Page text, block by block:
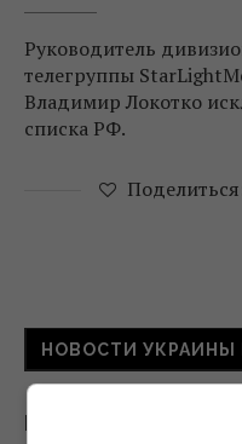
Руководитель
телегруппы
Владимир Локотко
списка РФ.
НОВОСТИ УКРАИНЫ
Китай окружил